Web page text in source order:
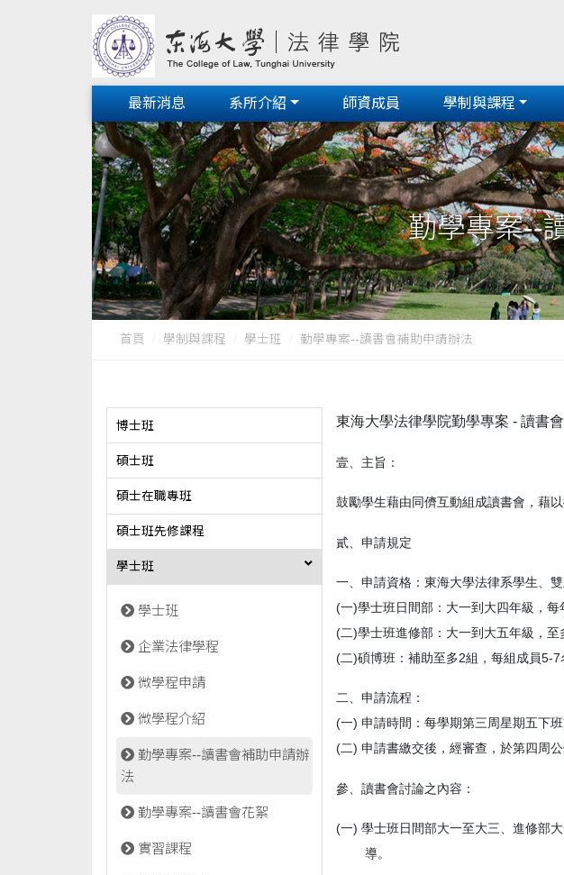
最新消息 系所介紹 師資成員 學制與課程
勤學專案--
首頁 學制與課程 學士班 勤學專案--讀書會補助申請辦法
博士班
碩士班
碩士在職專班
碩士班先修課程
學士班
學士班
企業法律學程
微學程申請
微學程介紹
勤學專案--讀書會補助申請辦
法
勤學專案--讀書會花絮
實習課程
東海大學法律學院勤學專案 - 讀書
壹、主旨：
鼓勵學生藉由同儕互動組成讀書會，藉
貳、申請規定
一、申請資格：東海大學法律系學生、
(一)學士班日間部：大一到大四年級，每
(二)學士班進修部：大一到大五年級，至
(二)碩博班：補助至多2組，每組成員5-7
二、申請流程：
(一) 申請時間：每學期第三周星期五下
(二) 申請書繳交後，經審查，於第四周
參、讀書會討論之內容：
(一) 學士班日間部大一至大三、進修部
導。